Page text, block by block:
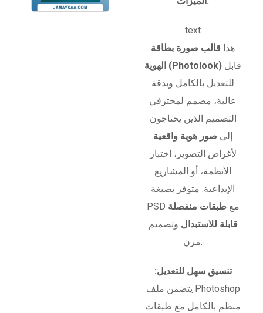
text
هذا قالب صورة بطاقة
الهوية (Photolook)
للتعديل بالكامل وبدقة
عالية، مصمم لمحترفي
التصميم الذين يحتاجون
إلى صور هوية واقعية
لأغراض التصوير، اختبار
الأنظمة، أو المشاريع
الإبداعية. متوفر بصيغة
PSD معطبقات منفصلة
قابلة للاستبدال وتصميم
مرن.
تنسيق سهل للتعديل:
يتضمن ملف Photoshop
منظم بالكامل مع طبقات